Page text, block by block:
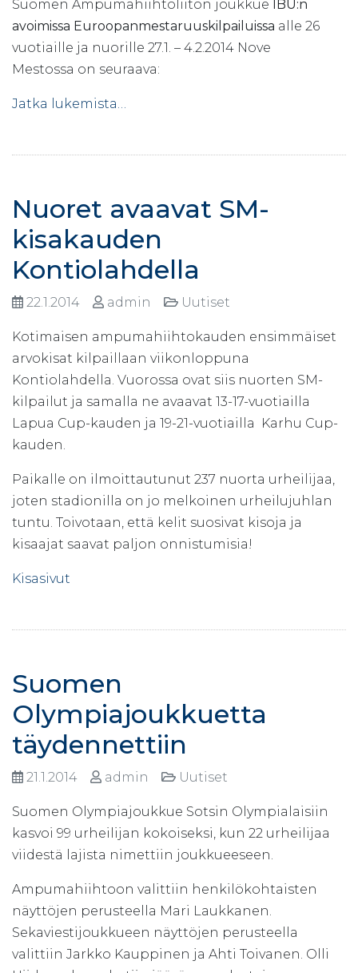
Suomen Ampumahiihtoliiton joukkue IBU:n
avoimissa Euroopanmestaruuskilpailuissa alle 26
vuotiaille ja nuorille 27.1. – 4.2.2014 Nove
Mestossa on seuraava:
Jatka lukemista…
Nuoret avaavat SM-
kisakauden
Kontiolahdella
22.1.2014 admin Uutiset
Kotimaisen ampumahiihtokauden ensimmäiset
arvokisat kilpaillaan viikonloppuna
Kontiolahdella. Vuorossa ovat siis nuorten SM-
kilpailut ja samalla ne avaavat 13-17-vuotiailla
Lapua Cup-kauden ja 19-21-vuotiailla Karhu Cup-
kauden.
Paikalle on ilmoittautunut 237 nuorta urheilijaa,
joten stadionilla on jo melkoinen urheilujuhlan
tuntu. Toivotaan, että kelit suosivat kisoja ja
kisaajat saavat paljon onnistumisia!
Kisasivut
Suomen
Olympiajoukkuetta
täydennettiin
21.1.2014 admin Uutiset
Suomen Olympiajoukkue Sotsin Olympialaisiin
kasvoi 99 urheilijan kokoiseksi, kun 22 urheilijaa
viidestä lajista nimettiin joukkueeseen.
Ampumahiihtoon valittiin henkilökohtaisten
näyttöjen perusteella Mari Laukkanen.
Sekaviestijoukkueen näyttöjen perusteella
valittiin Jarkko Kauppinen ja Ahti Toivanen. Olli